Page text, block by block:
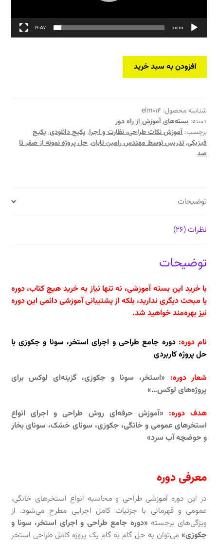
00:00
19:57
بسته
راه
دور:
طراحی
و
اجرای
جکوزی
حل
کاربردی
عدد
افزودن به سبد خرید
شناسه محصول: elm014
دسته:بسته‌های آموزش از راه دور
برچسب:آموزش نکات طراحی، نظارت و اجرا,پکیج دانلودی,پکیج
فیزیکی,تدریس توسط مهندس رامین تابان,حل پروژه نمونه از صفر تا
صد
توضیحات
نظرات (26)
توضیحات
با خرید این بسته آموزشی، نه تنها نیاز به خرید هیچ کتاب، دوره
یا مبحث دیگری ندارید، بلکه از پشتیبانی آموزشی دائمی این دوره
نیز بهره‌مند خواهید شد.
نام دوره: دوره جامع طراحی و اجرای استخر، سونا و جکوزی با
حل پروژه کاربردی
شعار دوره: «استخر، سونا و جکوزی، گزینه‌ای لوکس برای
پروژه‌های لوکس…»
هدف دوره: «آموزش حرفه‌ای روش طراحی و اجرای انواع
استخرهای عمومی و خانگی، جکوزی، سونای خشک، سونای بخار
و حوضچه آب سرد»
معرفی دوره
در این دوره آموزشی طراحی و محاسبه انواع استخرهای خانگی،
عمومی و قهرمانی با جزئیات کامل اجرایی مطرح می‌شود. از
ویژگی‌های برجسته «دوره جامع طراحی و اجرای استخر، سونا و
جکوزی»می‌توان به حل گام به گام یک پروژه کامل طراحی استخر